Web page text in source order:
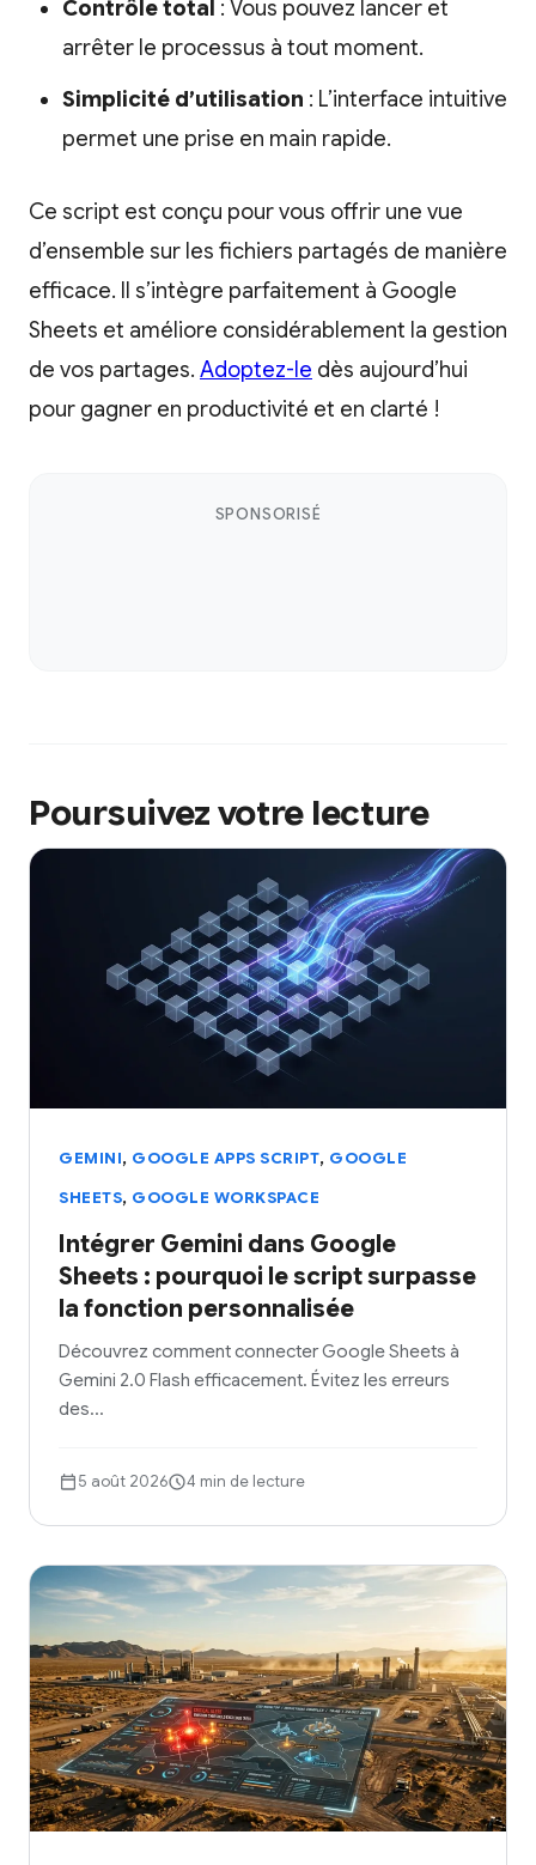
Contrôle total : Vous pouvez lancer et
arrêter le processus à tout moment.
Simplicité d’utilisation : L’interface intuitive
permet une prise en main rapide.
Ce script est conçu pour vous offrir une vue
d’ensemble sur les fichiers partagés de manière
efficace. Il s’intègre parfaitement à Google
Sheets et améliore considérablement la gestion
de vos partages. Adoptez-le dès aujourd’hui
pour gagner en productivité et en clarté !
SPONSORISÉ
Poursuivez votre lecture
GEMINI, GOOGLE APPS SCRIPT, GOOGLE
SHEETS, GOOGLE WORKSPACE
Intégrer Gemini dans Google
Sheets : pourquoi le script surpasse
la fonction personnalisée
Découvrez comment connecter Google Sheets à
Gemini 2.0 Flash efficacement. Évitez les erreurs
des…
5 août 2026 4 min de lecture